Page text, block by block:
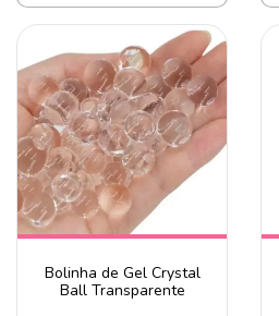
Bolinha de Gel Crystal
Ball Transparente